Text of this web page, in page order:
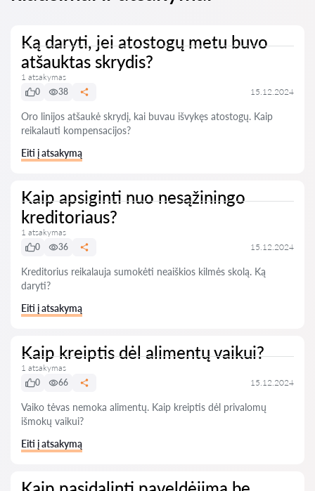
Ką daryti, jei atostogų metu buvo
atšauktas skrydis?
1 atsakymas
0
38 15.12.2024
Oro linijos atšaukė skrydį, kai buvau išvykęs atostogų. Kaip
reikalauti kompensacijos?
Eiti į atsakymą
Kaip apsiginti nuo nesąžiningo
kreditoriaus?
1 atsakymas
0
36 15.12.2024
Kreditorius reikalauja sumokėti neaiškios kilmės skolą. Ką
daryti?
Eiti į atsakymą
Kaip kreiptis dėl alimentų vaikui?
1 atsakymas
0
66 15.12.2024
Vaiko tėvas nemoka alimentų. Kaip kreiptis dėl privalomų
išmokų vaikui?
Eiti į atsakymą